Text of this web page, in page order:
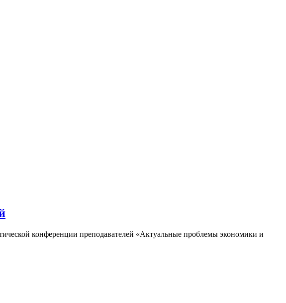
конференции преподавателей «Актуальные проблемы экономики и